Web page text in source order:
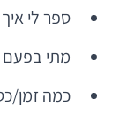
ספר לי
מתי בפעם
כמה זמן/